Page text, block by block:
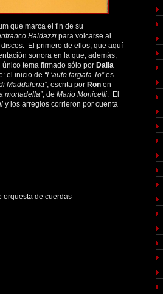
que marca el fin de su
Baldazzi para volcarse al
discos. El primero de ellos, que aquí
sonora en la que, además,
tema firmado sólo por Dalla
el inicio de “L’auto targata To”es
Maddalena”, escrita por Ron en
mortadella”, de Mario Monicelli. El
y los arreglos corrieron por cuenta
orquesta de cuerdas